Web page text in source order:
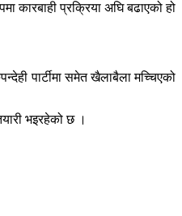
कारबाही प्रक्रिया अघि बढाएको हो
पार्टीमा समेत खैलाबैला मच्चिएको
भइरहेको छ ।